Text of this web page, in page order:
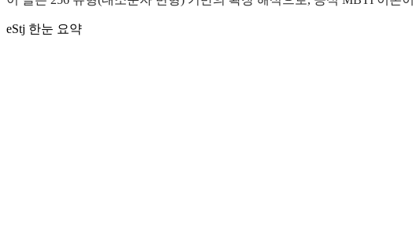
eStj 한눈 요약